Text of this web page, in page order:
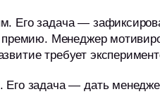
Его задача —
премию. Менеджер
требует
Его задача — дать